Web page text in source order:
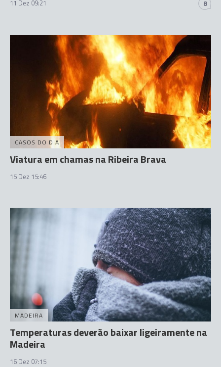
11 Dez 09:21 8
CASOS DO DIA
Viatura em chamas na Ribeira Brava
15 Dez 15:46
MADEIRA
Temperaturas deverão baixar ligeiramente na
Madeira
16 Dez 07:15